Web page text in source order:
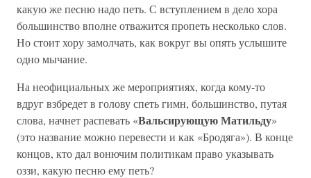
какую же песню надо петь. С вступлением в дело хора
большинство вполне отважится пропеть несколько слов.
Но стоит хору замолчать, как вокруг вы опять услышите
одно мычание.
На неофициальных же мероприятиях, когда кому-то
вдруг взбредет в голову спеть гимн, большинство, путая
слова, начнет распевать «Вальсирующую Матильду»
(это название можно перевести и как «Бродяга»). В конце
концов, кто дал вонючим политикам право указывать
оззи, какую песню ему петь?